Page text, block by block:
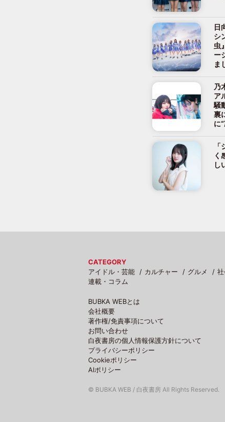
日
シ
虫
ー
ま
乃
ア
騒
裏
に
く
し
CATEGORY
アイドル・芸能
カルチャー グルメ
連載・コラム
BUBKA WEBとは
会社概要
著作権/免責事項について
お問い合わせ
白夜書房の個人情報保護方針について
プライバシーポリシー
Cookieポリシー
AIポリシー
© BUBKA WEB / 白夜書房 All Rights Reserved.